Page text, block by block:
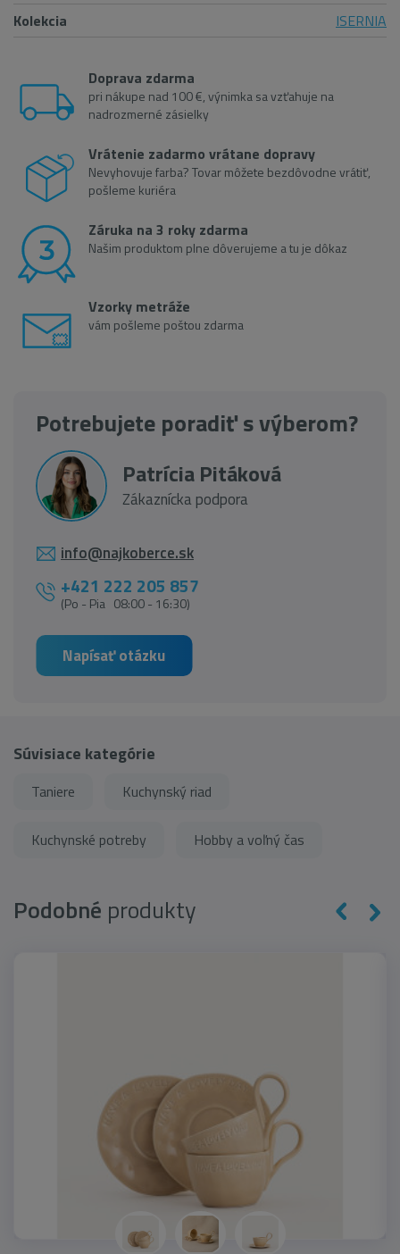
Kolekcia
ISERNIA
Doprava zdarma
pri nákupe nad 100 €, výnimka sa vzťahuje na
nadrozmerné zásielky
Vrátenie zadarmo vrátane dopravy
Nevyhovuje farba? Tovar môžete bezdôvodne vrátiť,
pošleme kuriéra
Záruka na 3 roky zdarma
Našim produktom plne dôverujeme a tu je dôkaz
Vzorky metráže
vám pošleme poštou zdarma
Potrebujete poradiť s výberom?
Patrícia Pitáková
Zákaznícka podpora
info@najkoberce.sk
+421 222 205 857
(Po - Pia 08:00 - 16:30)
Napísať otázku
Súvisiace kategórie
Taniere Kuchynský riad
Kuchynské potreby Hobby a voľný čas
Podobné produkty